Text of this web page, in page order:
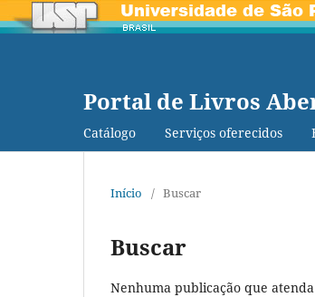
Portal de Livros
Catálogo Serviços oferecidos
Início / Buscar
Buscar
Nenhuma publicação que atenda